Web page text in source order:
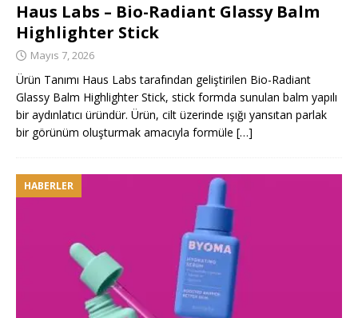
Haus Labs – Bio-Radiant Glassy Balm
Highlighter Stick
Mayıs 7, 2026
Ürün Tanımı Haus Labs tarafından geliştirilen Bio-Radiant
Glassy Balm Highlighter Stick, stick formda sunulan balm yapılı
bir aydınlatıcı üründür. Ürün, cilt üzerinde ışığı yansıtan parlak
bir görünüm oluşturmak amacıyla formüle […]
HABERLER